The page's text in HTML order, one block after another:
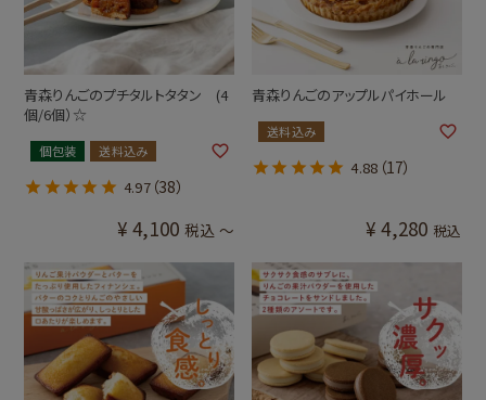
青森りんごのプチタルトタタン (4
個/6個）☆
個包装 送料込み
¥ 4,100 税込 〜
4.97（38）
青森りんごのアップルパイホール
送料込み
¥ 4,280 税込
4.88 （17）